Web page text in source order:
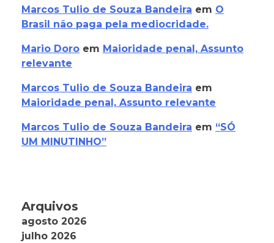
Marcos Tulio de Souza Bandeira em O
Brasil não paga pela mediocridade.
Mario Doro em Maioridade penal, Assunto
relevante
Marcos Tulio de Souza Bandeira em
Maioridade penal, Assunto relevante
Marcos Tulio de Souza Bandeira em “SÓ
UM MINUTINHO”
Arquivos
agosto 2026
julho 2026